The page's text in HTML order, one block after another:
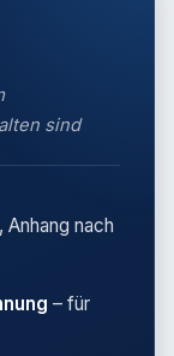
sind
Anhang nach
– für